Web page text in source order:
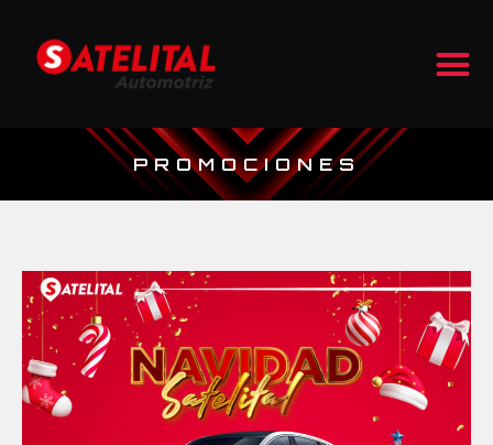
PROMOCIONES